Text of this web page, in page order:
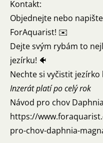
Kontakt:
Objednejte nebo
ForAquarist! ✉️
Dejte svým rybám to
jezírku! 🐠
Nechte si vyčistit
Inzerát platí po celý rok
Návod pro chov
https://
pro-chov-daphnia-